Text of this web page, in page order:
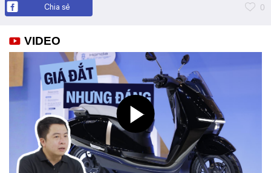
Chia sẻ 0
VIDEO